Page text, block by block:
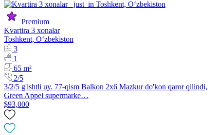
Premium
Kvartira 3 xonalar
Toshkent, Oʻzbekiston
3
1
65 m²
2/5
3/2/5 g'ishtli uy. 77-qism Balkon 2x6 Mazkur do'kon qaror qilindi,
Green Appel supermarke…
$93,000